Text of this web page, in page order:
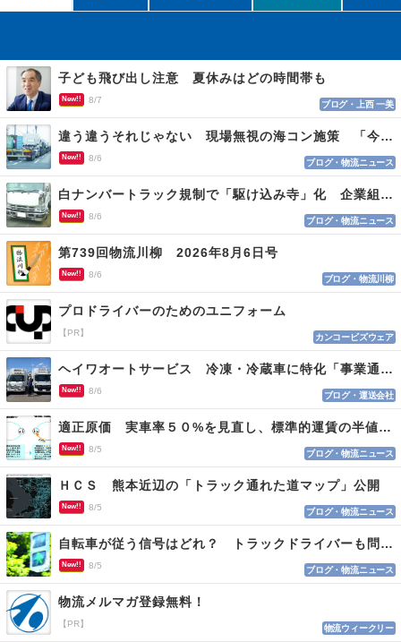
子ども飛び出し注意 夏休みはどの時間帯も
New!! 8/7 ブログ・上西 一美
違う違うそれじゃない 現場無視の海コン施策 「今でも平均２～３時間は待つ」
New!! 8/6 ブログ・物流ニュース
白ナンバートラック規制で「駆け込み寺」化 企業組合が入会基準を見直しへ
New!! 8/6 ブログ・物流ニュース
第739回物流川柳 2026年8月6日号
New!! 8/6 ブログ・物流川柳
プロドライバーのためのユニフォーム
【PR】 カンコービズウェア
ヘイワオートサービス 冷凍・冷蔵車に特化「事業通じ貢献目指す」
New!! 8/6 ブログ・運送会社
適正原価 実車率５０%を見直し、標準的運賃の半値の恐れも
New!! 8/5 ブログ・物流ニュース
ＨＣＳ 熊本近辺の「トラック通れた道マップ」公開
New!! 8/5 ブログ・物流ニュース
自転車が従う信号はどれ？ トラックドライバーも問われる認識
New!! 8/5 ブログ・物流ニュース
物流メルマガ登録無料！
【PR】 物流ウィークリー